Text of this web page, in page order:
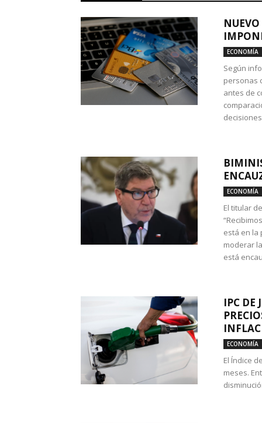
ECONOMÍA
Según
personas
antes de
ECONOMÍA
El titular
está en la
moderar
está
IPC DE
ECONOMÍA
El Índice
meses.